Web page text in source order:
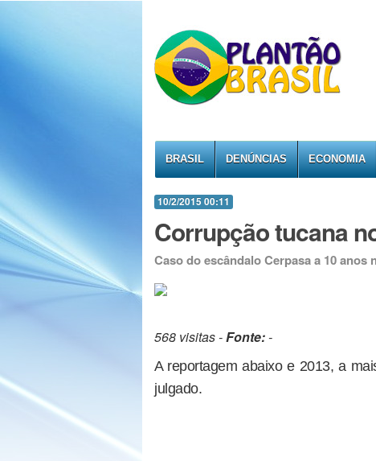
BRASIL DENÚNCIAS ECONOMIA
10/2/2015 00:11
Corrupção tucana
Caso do escândalo Cerpasa a 10 anos
568 visitas -Fonte:-
A reportagem abaixo e 2013, a
julgado.